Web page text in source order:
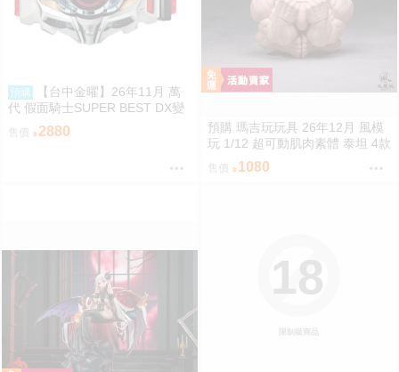
預購
【台中金曜】26年11月 萬
代 假面騎士SUPER BEST DX變
身腰帶Drive驅動器&移速手鐲 再
版 0814
售價 2880
預購 瑪吉玩玩具 26年12月 風模
玩 1/12 超可動肌肉素體 泰坦 4款
膚色 0828
售價 1080
限制級商品
18